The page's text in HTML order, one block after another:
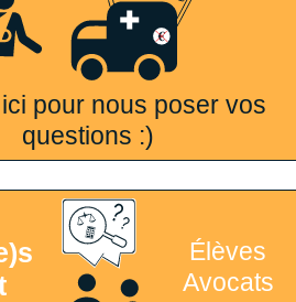
pour nous poser vos
questions :)
Élèves
Avocats